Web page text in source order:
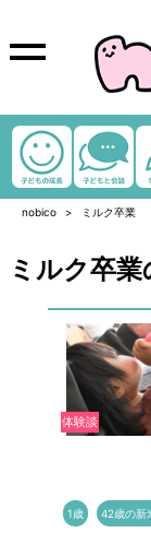
nobico ミルク卒業
ミルク卒
体験談
1歳 42歳の新